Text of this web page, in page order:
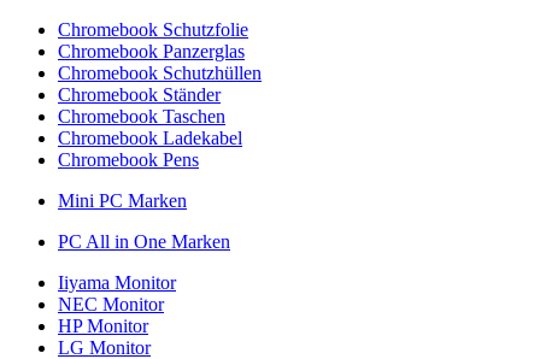
Chromebook Schutzfolie
Chromebook Panzerglas
Chromebook Schutzhüllen
Chromebook Ständer
Chromebook Taschen
Chromebook Ladekabel
Chromebook Pens
Mini PC Marken
PC All in One Marken
Iiyama Monitor
NEC Monitor
HP Monitor
LG Monitor